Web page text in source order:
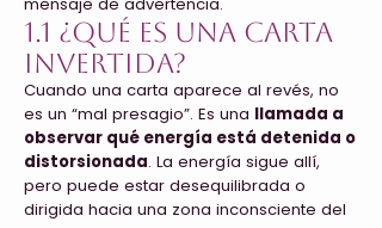
1.1 ¿Qué es una carta
invertida?
Cuando una carta aparece al revés, no
es un “mal presagio”. Es una llamada a
observar qué energía está detenida o
distorsionada. La energía sigue allí,
pero puede estar desequilibrada o
dirigida hacia una zona inconsciente del